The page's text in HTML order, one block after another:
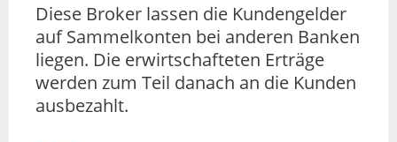
Diese Broker lassen die Kundengelder
auf Sammelkonten bei anderen Banken
liegen. Die erwirtschafteten Erträge
werden zum Teil danach an die Kunden
ausbezahlt.